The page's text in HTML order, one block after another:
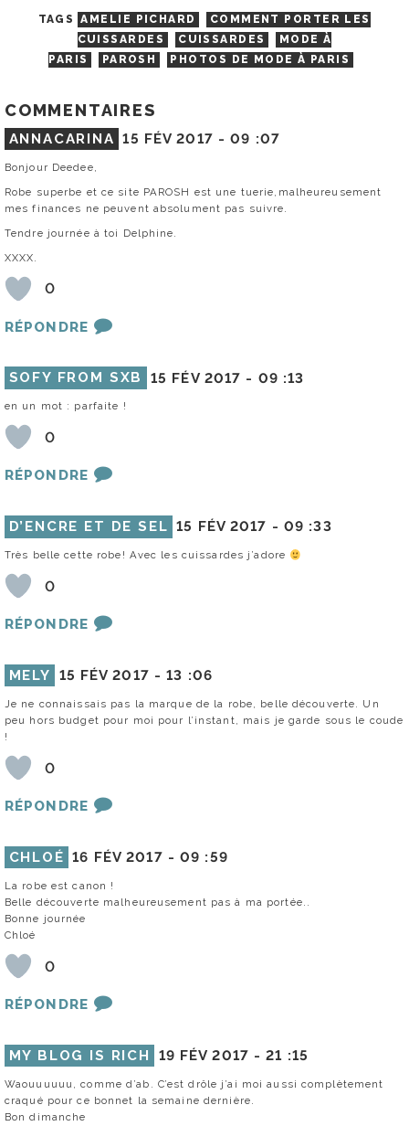
TAGS AMELIE PICHARD
COMMENT PORTER LES
CUISSARDES
CUISSARDES
MODE À
PARIS
PAROSH PHOTOS DE MODE À PARIS
COMMENTAIRES
ANNACARINA 15 FÉV 2017 -09 :07
Bonjour Deedee,
Robe superbe et ce site PAROSH est une tuerie,malheureusement
mes finances ne peuvent absolument pas suivre.
Tendre journée à toi Delphine.
XXXX.
0
RÉPONDRE
SOFY FROM SXB 15 FÉV 2017 - 09 :13
en un mot : parfaite !
0
RÉPONDRE
D’ENCRE ET DE SEL 15 FÉV 2017 - 09 :33
Très belle cette robe! Avec les cuissardes j’adore
0
RÉPONDRE
MELY 15 FÉV 2017 -13 :06
Je ne connaissais pas la marque de la robe, belle découverte. Un
peu hors budget pour moi pour l’instant, mais je garde sous le coude
!
0
RÉPONDRE
CHLOÉ 16 FÉV 2017 -09 :59
La robe est canon !
Belle découverte malheureusement pas à ma portée..
Bonne journée
Chloé
0
RÉPONDRE
MY BLOG IS RICH 19 FÉV 2017 -21 :15
Waouuuuuu, comme d’ab. C’est drôle j’ai moi aussi complètement
craqué pour ce bonnet la semaine dernière.
Bon dimanche